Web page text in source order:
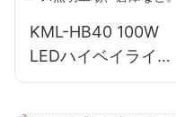
KML-HB40 100W
LEDハイベイライト
サプライヤー屋内ス